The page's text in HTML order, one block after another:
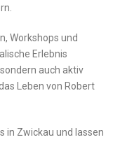
Workshops und
Erlebnis
auch aktiv
Leben von Robert
‍in Zwickau und lassen‌